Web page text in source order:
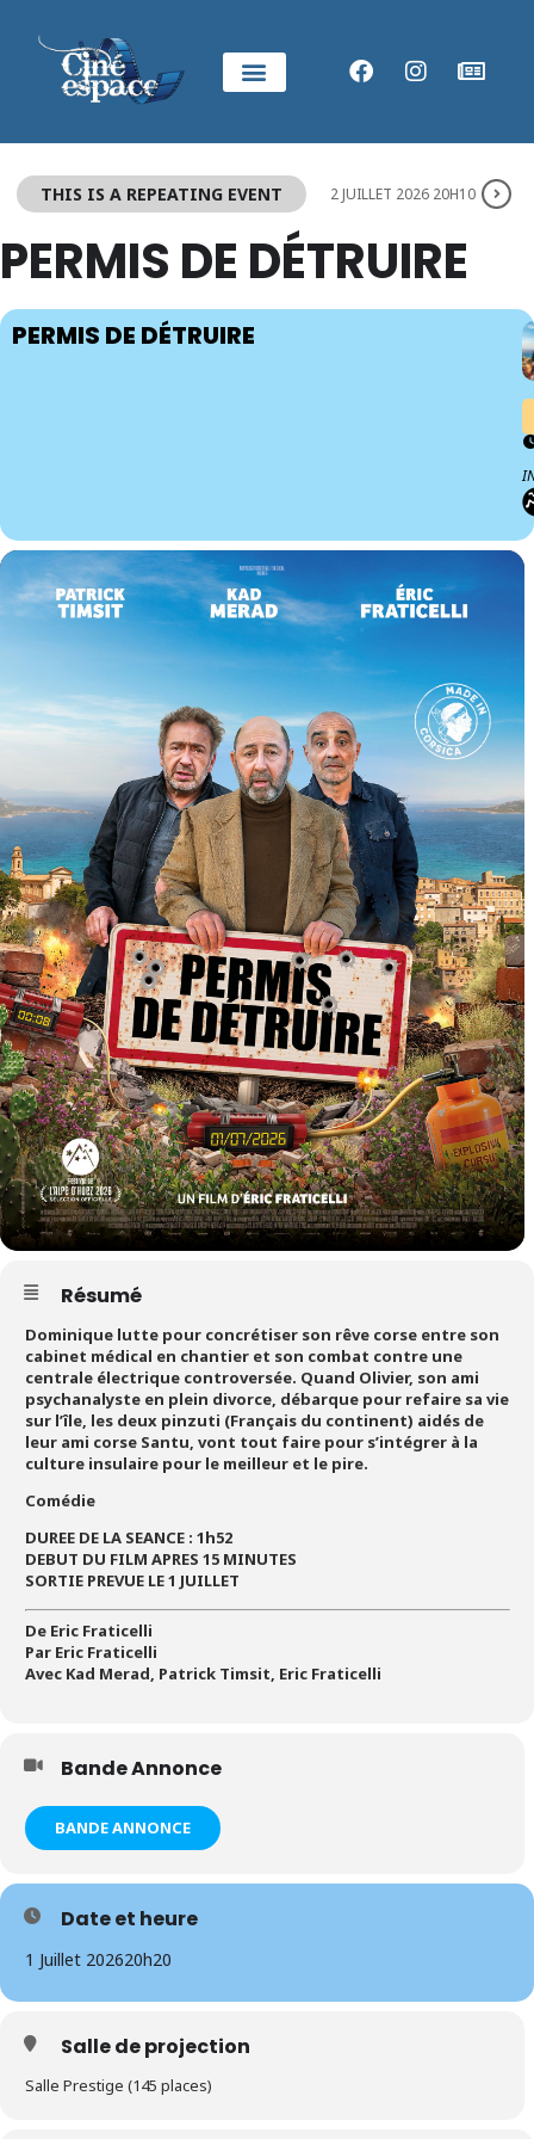
THIS IS A REPEATING EVENT 2 JUILLET 2026 20H10
PERMIS DE DÉTRUIRE
PERMIS DE DÉTRUIRE
Résumé
Dominique lutte pour concrétiser son rêve corse entre son
cabinet médical en chantier et son combat contre une
centrale électrique controversée. Quand Olivier, son ami
psychanalyste en plein divorce, débarque pour refaire sa vie
sur l’île, les deux pinzuti (Français du continent) aidés de
leur ami corse Santu, vont tout faire pour s’intégrer à la
culture insulaire pour le meilleur et le pire.
Comédie
DUREE DE LA SEANCE : 1h52
DEBUT DU FILM APRES 15 MINUTES
SORTIE PREVUE LE 1 JUILLET
De Eric Fraticelli
Par Eric Fraticelli
Avec Kad Merad, Patrick Timsit, Eric Fraticelli
Bande Annonce
BANDE ANNONCE
Date et heure
1 Juillet 202620h20
Salle de projection
Salle Prestige (145 places)